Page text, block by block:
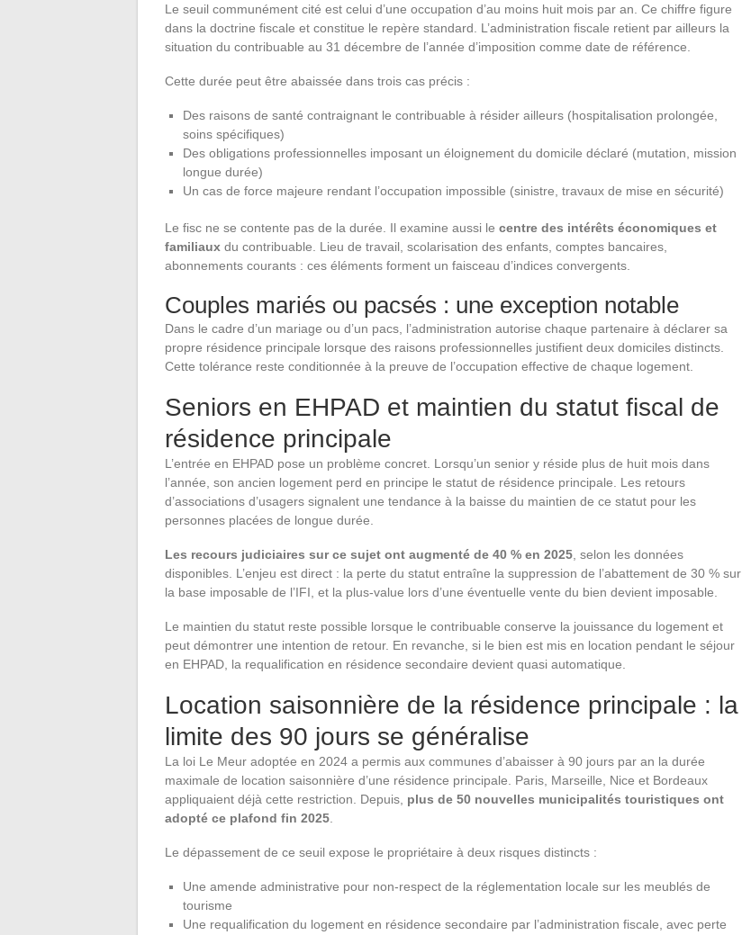
Le seuil communément cité est celui d’une occupation d’au moins huit mois par an. Ce chiffre figure
dans la doctrine fiscale et constitue le repère standard. L’administration fiscale retient par ailleurs la
situation du contribuable au 31 décembre de l’année d’imposition comme date de référence.
Cette durée peut être abaissée dans trois cas précis :
Des raisons de santé contraignant le contribuable à résider ailleurs (hospitalisation prolongée,
soins spécifiques)
Des obligations professionnelles imposant un éloignement du domicile déclaré (mutation, mission
longue durée)
Un cas de force majeure rendant l’occupation impossible (sinistre, travaux de mise en sécurité)
Le fisc ne se contente pas de la durée. Il examine aussi le centre des intérêts économiques et
familiaux du contribuable. Lieu de travail, scolarisation des enfants, comptes bancaires,
abonnements courants : ces éléments forment un faisceau d’indices convergents.
Couples mariés ou pacsés : une exception notable
Dans le cadre d’un mariage ou d’un pacs, l’administration autorise chaque partenaire à déclarer sa
propre résidence principale lorsque des raisons professionnelles justifient deux domiciles distincts.
Cette tolérance reste conditionnée à la preuve de l’occupation effective de chaque logement.
Seniors en EHPAD et maintien du statut fiscal de
résidence principale
L’entrée en EHPAD pose un problème concret. Lorsqu’un senior y réside plus de huit mois dans
l’année, son ancien logement perd en principe le statut de résidence principale. Les retours
d’associations d’usagers signalent une tendance à la baisse du maintien de ce statut pour les
personnes placées de longue durée.
Les recours judiciaires sur ce sujet ont augmenté de 40 % en 2025, selon les données
disponibles. L’enjeu est direct : la perte du statut entraîne la suppression de l’abattement de 30 % sur
la base imposable de l’IFI, et la plus-value lors d’une éventuelle vente du bien devient imposable.
Le maintien du statut reste possible lorsque le contribuable conserve la jouissance du logement et
peut démontrer une intention de retour. En revanche, si le bien est mis en location pendant le séjour
en EHPAD, la requalification en résidence secondaire devient quasi automatique.
Location saisonnière de la résidence principale : la
limite des 90 jours se généralise
La loi Le Meur adoptée en 2024 a permis aux communes d’abaisser à 90 jours par an la durée
maximale de location saisonnière d’une résidence principale. Paris, Marseille, Nice et Bordeaux
appliquaient déjà cette restriction. Depuis, plus de 50 nouvelles municipalités touristiques ont
adopté ce plafond fin 2025.
Le dépassement de ce seuil expose le propriétaire à deux risques distincts :
Une amende administrative pour non-respect de la réglementation locale sur les meublés de
tourisme
Une requalification du logement en résidence secondaire par l’administration fiscale, avec perte